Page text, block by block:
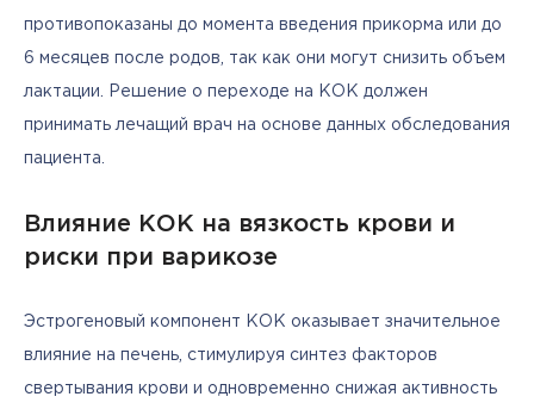
противопоказаны до момента введения прикорма или до
6 месяцев после родов, так как они могут снизить объем
лактации. Решение о переходе на КОК должен
принимать лечащий врач на основе данных обследования
пациента.
Влияние КОК на вязкость крови и
риски при варикозе
Эстрогеновый компонент КОК оказывает значительное
влияние на печень, стимулируя синтез факторов
свертывания крови и одновременно снижая активность